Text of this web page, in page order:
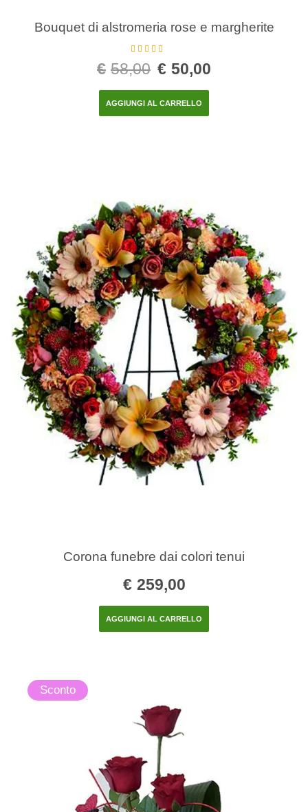
Bouquet di alstromeria rose e margherite
su 5
€ 58,00 € 50,00
AGGIUNGI AL CARRELLO
Corona funebre dai colori tenui
€ 259,00
AGGIUNGI AL CARRELLO
Sconto